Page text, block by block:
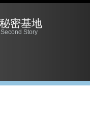
密基地
Story